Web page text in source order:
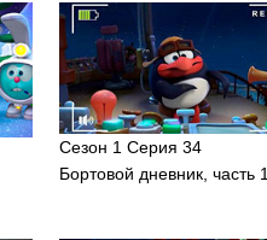
Сезон 1 Серия 34
Бортовой дневник, часть 1